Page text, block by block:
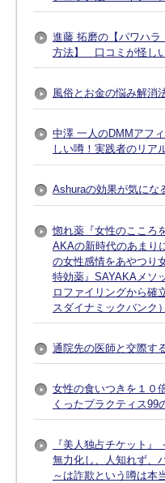
進藤 拓磨の【パワハラ
方法】 口コミが怪し
風俗とお金の悩み解消
中澤 一人のDMMアフ
しい噂！実践者のリア
Ashuraの効果が気にな
惚れ薬『女性のこころ
AKAの新時代のあまり
の女性感情をあやつり
特効薬』SAYAKAメ
ロファイリングから
スダイナミックバンク
通院先の医師と交際す
女性の食いつきを１０
くったプラクティス99
『美人独占チケット
無力化し、人知れず、
～は詐欺という噂は本